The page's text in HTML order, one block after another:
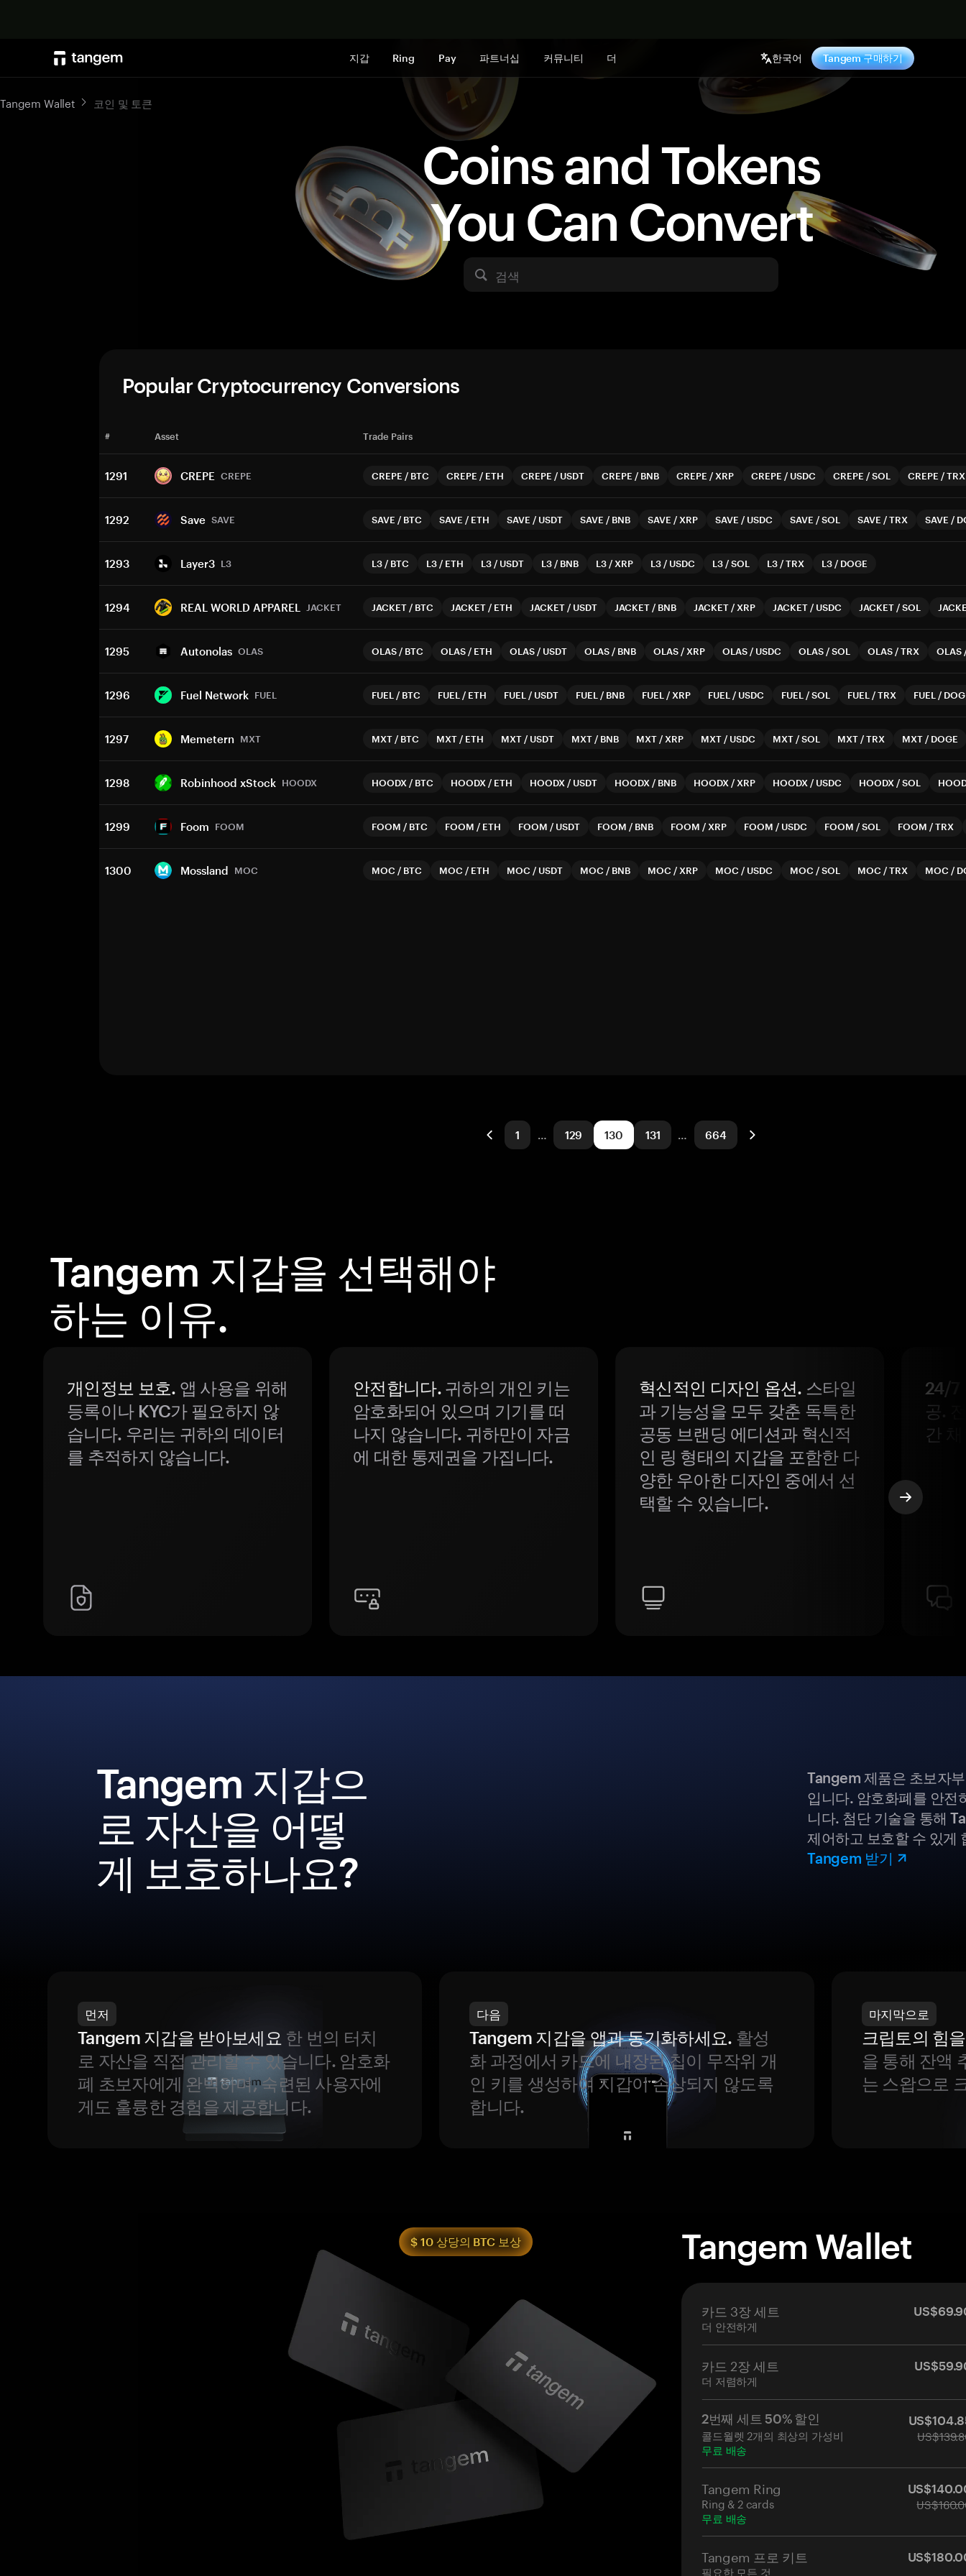
지갑 Ring Pay 파트너십 커뮤니티 더 한국어 Tangem 구매하기
Coins and Tokens
You Can Convert
검색
Tangem Wallet 코인 및 토큰
Popular Cryptocurrency Conversions
# Asset Trade Pairs
1291 CREPE CREPE CREPE / BTC CREPE / ETH CREPE / USDT CREPE / BNB CREPE / XRP CREPE / USDC CREPE /SOL CREPE /TRX
1292 Save SAVE SAVE / BTC SAVE / ETH SAVE / USDT SAVE / BNB SAVE / XRP SAVE / USDC SAVE /SOL SAVE /TRX SAVE /
1293 Layer3 L3 L3 / BTC L3 / ETH L3 / USDT L3 / BNB L3 / XRP L3 / USDC L3 /SOL L3 /TRX L3 / DOGE
1294 REAL WORLD APPAREL JACKET JACKET / BTC JACKET / ETH JACKET / USDT JACKET / BNB JACKET / XRP JACKET / USDC JACKET /SOL
1295 Autonolas OLAS OLAS / BTC OLAS / ETH OLAS / USDT OLAS / BNB OLAS / XRP OLAS / USDC OLAS /SOL OLAS /TRX OLAS
1296 Fuel Network FUEL FUEL / BTC FUEL / ETH FUEL / USDT FUEL / BNB FUEL / XRP FUEL / USDC FUEL /SOL FUEL /TRX FUEL /
1297 Memetern MXT MXT / BTC MXT / ETH MXT / USDT MXT / BNB MXT / XRP MXT / USDC MXT /SOL MXT /TRX MXT / DOGE
1298 Robinhood xStock HOODX HOODX / BTC HOODX / ETH HOODX / USDT HOODX / BNB HOODX / XRP HOODX / USDC HOODX /SOL
1299 Foom FOOM FOOM / BTC FOOM / ETH FOOM / USDT FOOM / BNB FOOM / XRP FOOM / USDC FOOM /SOL FOOM /TRX
1300 Mossland MOC MOC / BTC MOC / ETH MOC / USDT MOC / BNB MOC / XRP MOC / USDC MOC /SOL MOC /TRX MOC /
1 … 129 130 131 … 664
Tangem 지갑을 선택해야
하는 이유.
개인정보 보호. 앱 사용을 위해
등록이나 KYC가 필요하지 않
습니다. 우리는 귀하의 데이터
를 추적하지 않습니다.
안전합니다.귀하의 개인 키는
암호화되어 있으며 기기를 떠
나지 않습니다. 귀하만이 자금
에 대한 통제권을 가집니다.
혁신적인 디자인 옵션. 스타일
과 기능성을 모두 갖춘 독특한
공동 브랜딩 에디션과 혁신적
인 링 형태의 지갑을 포함한 다
양한 우아한 디자인 중에서 선
택할 수 있습니다.
24/7
공.
간
Tangem 지갑으
로 자산을 어떻
게 보호하나요?
Tangem 제품은 초보자
입니다. 암호화폐를 안전
니다. 첨단 기술을 통해
제어하고 보호할 수 있게
Tangem 받기
먼저
Tangem 지갑을 받아보세요 한 번의 터치
로 자산을 직접 관리할 수 있습니다. 암호화
폐 초보자에게 완벽하며, 숙련된 사용자에
게도 훌륭한 경험을 제공합니다.
다음
Tangem 지갑을 앱과 동기화하세요. 활성
화 과정에서 카드에 내장된 칩이 무작위 개
인 키를 생성하여 지갑이 손상되지 않도록
합니다.
마지막으로
크립토의 힘
을 통해 잔액
는 스왑으로
$ 10 상당의 BTC 보상 Tangem Wallet
카드 3장 세트
더 안전하게
카드 2장 세트
더 저렴하게
2번째 세트 50% 할인
콜드월렛 2개의 최상의 가성비
무료 배송
Tangem Ring
Ring & 2 cards
무료 배송
Tangem 프로 키트
필요한 모든 것